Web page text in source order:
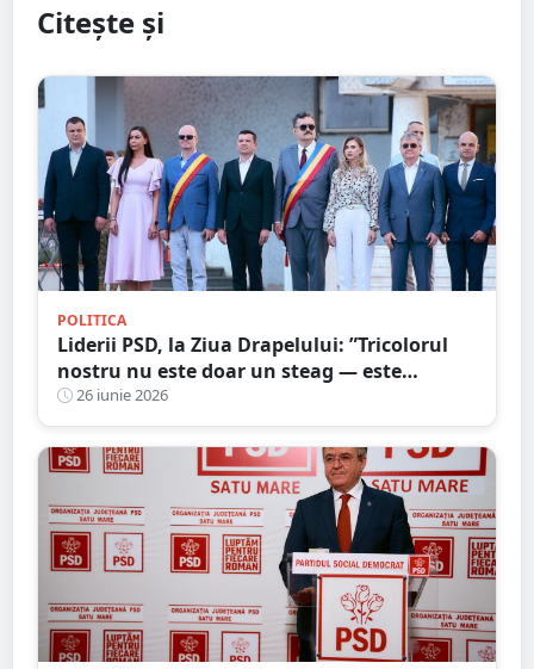
Citește și
POLITICA
Liderii PSD, la Ziua Drapelului: ”Tricolorul
nostru nu este doar un steag — este
mărturia vie a istoriei, a luptei și a
sacrificiului înaintașilor”
26 iunie 2026